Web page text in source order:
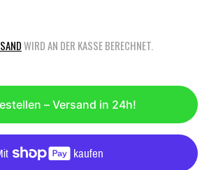
WIRD AN DER KASSE BERECHNET.
– Versand in 24h!